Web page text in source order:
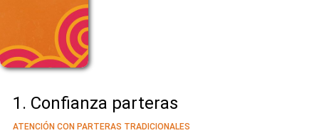
1. Confianza parteras
ATENCIÓN CON PARTERAS TRADICIONALES